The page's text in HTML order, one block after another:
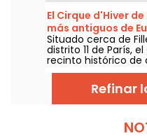
espectáculos
festivos, todo en
iluminación suave,
experiencia
¿Listos para vivir
común?
El Cirque d'Hiver
más antiguos de
Situado cerca de
distrito 11 de París,
recinto histórico de
Uno de los circos
antiguos de
artes circenses
Refinar